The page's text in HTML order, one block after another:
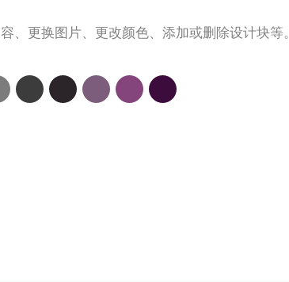
更换图片、更改颜色、添加或删除设计块等。